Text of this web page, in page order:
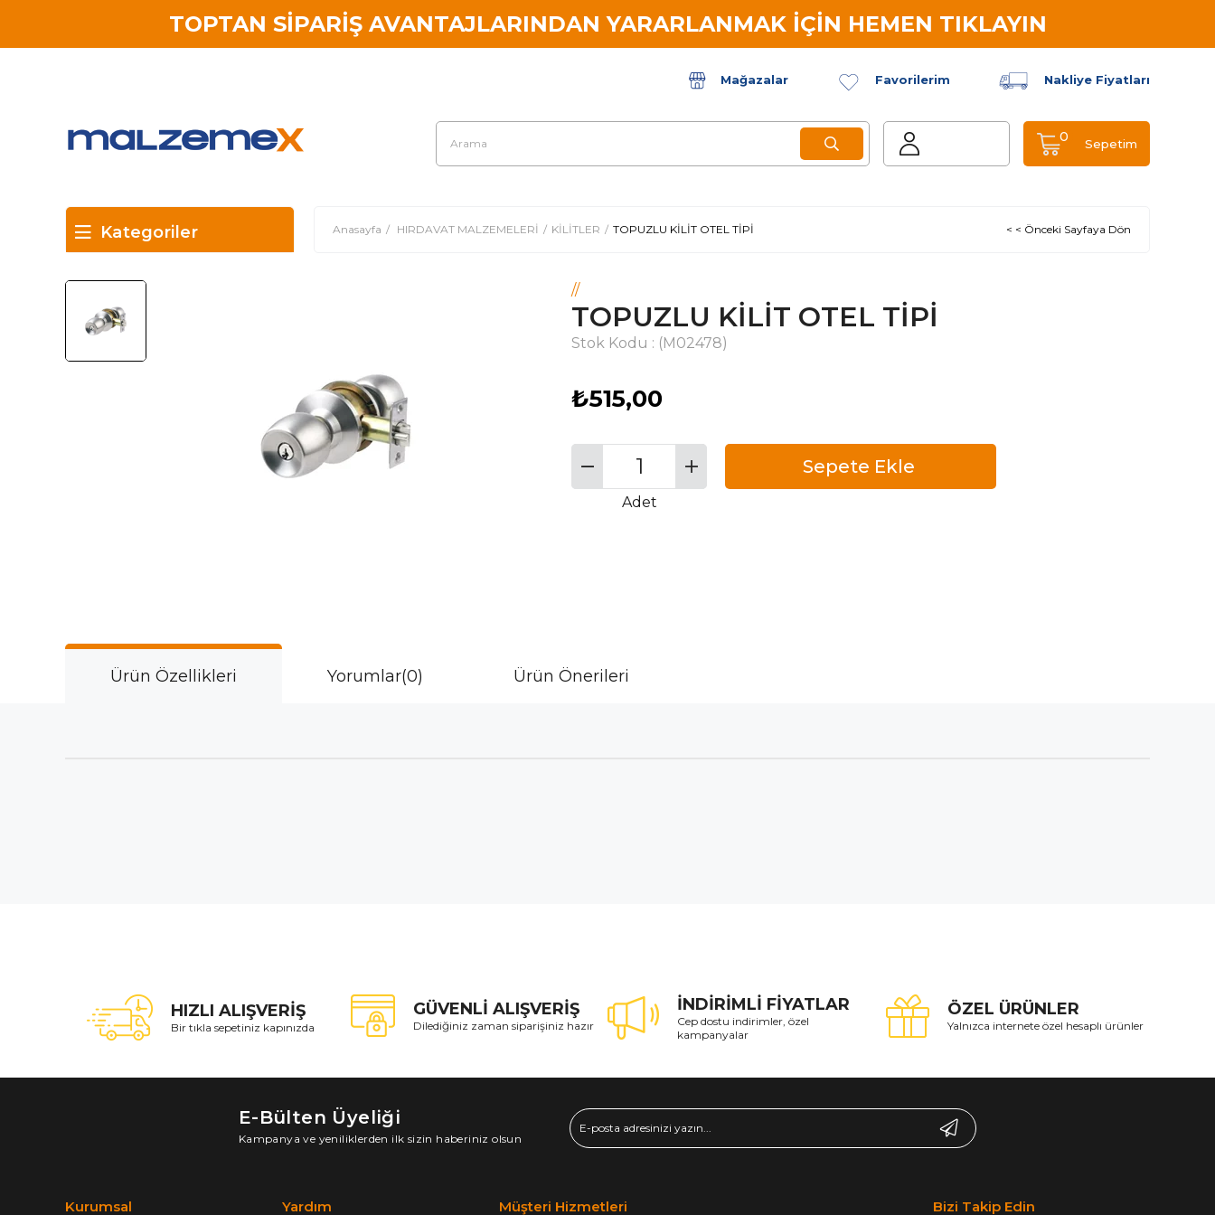
TOPTAN SİPARİŞ AVANTAJLARINDAN YARARLANMAK İÇİN HEMEN TIKLAYIN
Mağazalar Favorilerim Nakliye Fiyatları
Sepetim
0
Kategoriler Anasayfa HIRDAVAT MALZEMELERİ KİLİTLER TOPUZLU KİLİT OTEL TİPİ < < Önceki Sayfaya Dön
//
TOPUZLU KİLİT OTEL TİPİ
Stok Kodu (M02478)
₺515,00
Adet
Ürün Özellikleri Yorumlar(0) Ürün Önerileri
HIZLI ALIŞVERİŞ
Bir tıkla sepetiniz kapınızda
GÜVENLİ ALIŞVERİŞ
Dilediğiniz zaman siparişiniz hazır
İNDİRİMLİ FİYATLAR
Cep dostu indirimler, özel
kampanyalar
ÖZEL ÜRÜNLER
Yalnızca internete özel hesaplı ürünler
E-Bülten Üyeliği
Kampanya ve yeniliklerden ilk sizin haberiniz olsun
Kurumsal Yardım Müşteri Hizmetleri Bizi Takip Edin